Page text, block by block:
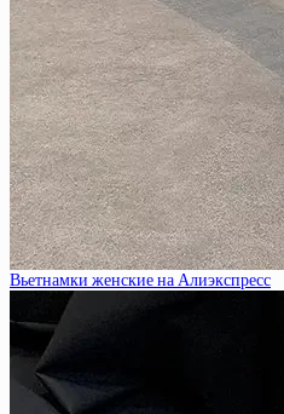
Вьетнамки женские на Алиэкспресс